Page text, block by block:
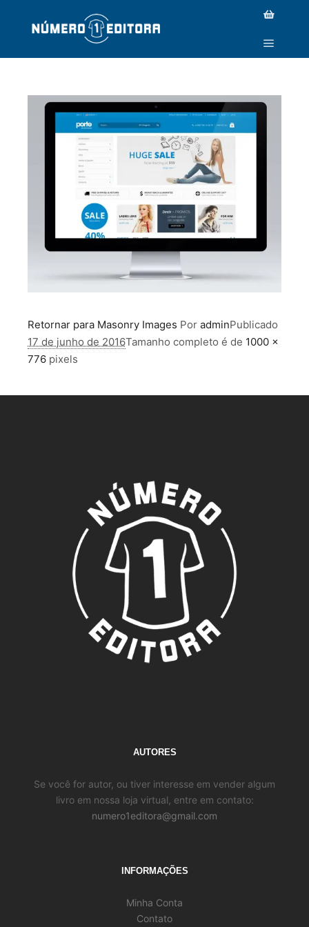
PROJECT-MASONRY-26
Retornar para Masonry Images Por adminPublicado
17 de junho de 2016Tamanho completo é de 1000 ×
776 pixels
AUTORES
Se você for autor, ou tiver interesse em vender algum
livro em nossa loja virtual, entre em contato:
numero1editora@gmail.com
INFORMAÇÕES
Minha Conta
Contato